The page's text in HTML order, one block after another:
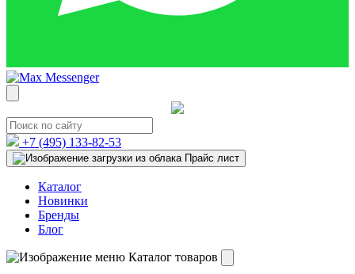
+7 (495) 133-82-53
Прайс лист
Каталог
Новинки
Бренды
Блог
Каталог товаров